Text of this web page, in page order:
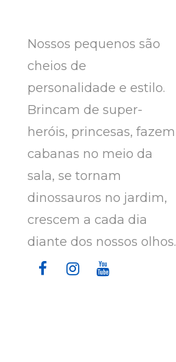
Nossos pequenos são
cheios de
personalidade e estilo.
Brincam de super-
heróis, princesas, fazem
cabanas no meio da
sala, se tornam
dinossauros no jardim,
crescem a cada dia
diante dos nossos olhos.